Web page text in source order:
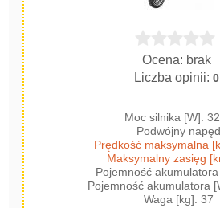
Ocena: brak
Liczba opinii:0
Moc silnika [W]:
Podwójny napęd
Prędkość maksymalna
Maksymalny zasięg
Pojemność
Pojemność akumulatora
Waga [kg]: 37